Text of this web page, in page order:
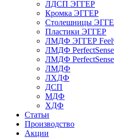
ЛДСП ЭГГЕР
Кромка ЭГГЕР
Столешницы
Пластики ЭГГЕР
ЛМДФ ЭГГЕР
ЛМДФ PerfectSense
ЛМДФ
ЛМДФ
ЛХДФ
ДСП
МДФ
ХДФ
Статьи
Производство
Акции